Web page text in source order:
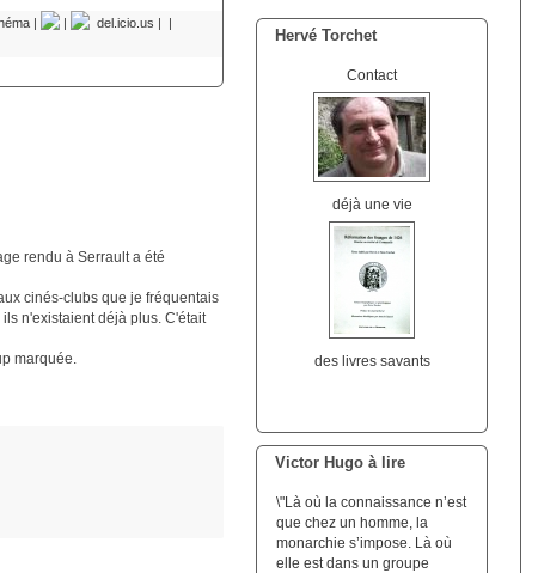
Hervé Torchet
Contact
déjà une vie
des livres savants
Victor Hugo à lire
\"Là où la connaissance n’est
que chez un homme, la
monarchie s’impose. Là où
elle est dans un groupe
| | del.icio.us |
|
rendu à Serrault a été
cinés-clubs que je fréquentais
n'existaient déjà plus. C'était
marquée.